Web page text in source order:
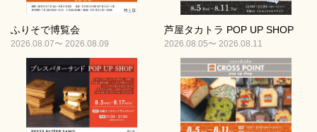
ふりそで博覧会
2026.08.07〜 2026.08.09
芦屋タカトラ POP UP SHOP
2026.08.05〜 2026.08.11